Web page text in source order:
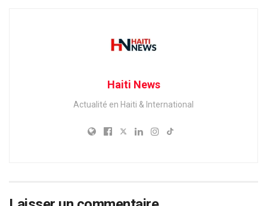
Haiti News
Actualité en Haiti & International